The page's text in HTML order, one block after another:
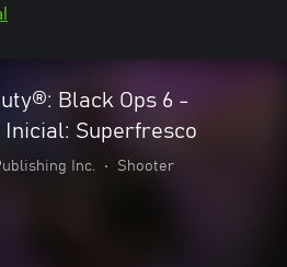
Black Ops 6 -
Inicial: Superfresco
Inc. • Shooter